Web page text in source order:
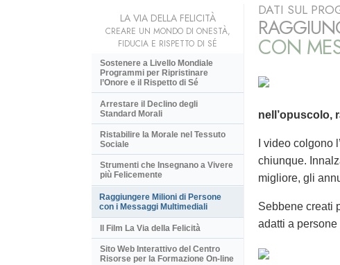
DATI SUL
CON
nell’opuscolo,
I video
chiunque.
migliore, gli
Sebbene creati
adatti a persone
LA VIA DELLA FELICITÀ
CREARE UN MONDO DI ONESTÀ,
FIDUCIA E RISPETTO DI SÉ
Sostenere a Livello Mondiale
Programmi per Ripristinare
l’Onore e il Rispetto di Sé
Arrestare il Declino degli
Standard Morali
Ristabilire la Morale nel Tessuto
Sociale
Strumenti che Insegnano a Vivere
più Felicemente
Raggiungere Milioni di Persone
con i Messaggi Multimediali
Il Film La Via della Felicità
Sito Web Interattivo del Centro
Risorse per la Formazione On-line